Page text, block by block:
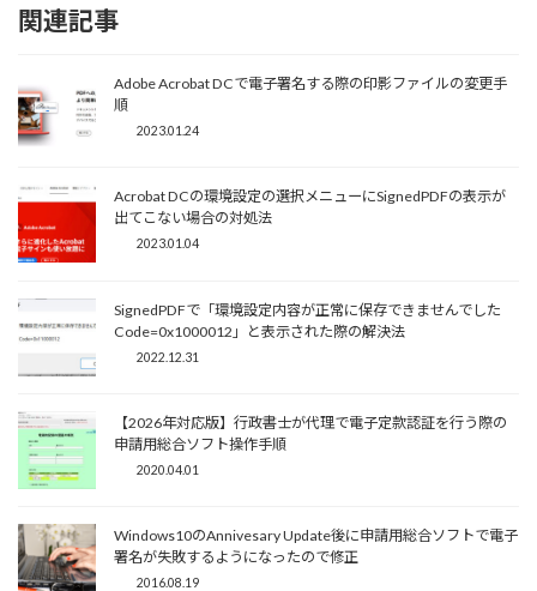
関連記事
Adobe Acrobat DCで電子署名する際の印影ファイルの変更手
順
2023.01.24
Acrobat DCの環境設定の選択メニューにSignedPDFの表示が
出てこない場合の対処法
2023.01.04
SignedPDFで「環境設定内容が正常に保存できませんでした
Code=0x1000012」と表示された際の解決法
2022.12.31
【2026年対応版】行政書士が代理で電子定款認証を行う際の
申請用総合ソフト操作手順
2020.04.01
Windows10のAnnivesary Update後に申請用総合ソフトで電子
署名が失敗するようになったので修正
2016.08.19